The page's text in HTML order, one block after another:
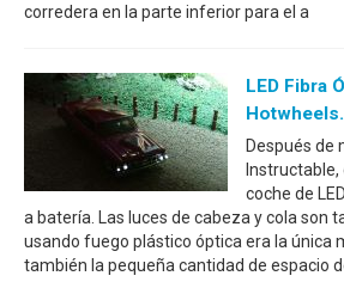
corredera en la parte inferior para el a
LED Fibra
Hotwheels.
Después de
Instructable,
coche de
a batería. Las luces de cabeza y cola son
usando fuego plástico óptica era la única
también la pequeña cantidad de espacio